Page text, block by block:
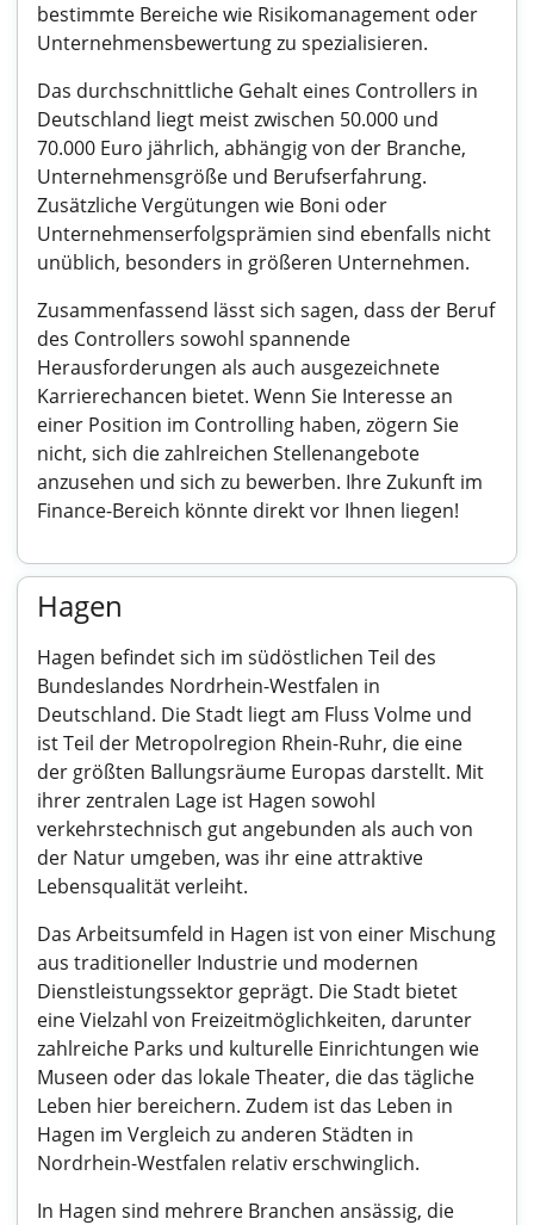
bestimmte Bereiche wie Risikomanagement oder
Unternehmensbewertung zu spezialisieren.
Das durchschnittliche Gehalt eines Controllers in
Deutschland liegt meist zwischen 50.000 und
70.000 Euro jährlich, abhängig von der Branche,
Unternehmensgröße und Berufserfahrung.
Zusätzliche Vergütungen wie Boni oder
Unternehmenserfolgsprämien sind ebenfalls nicht
unüblich, besonders in größeren Unternehmen.
Zusammenfassend lässt sich sagen, dass der Beruf
des Controllers sowohl spannende
Herausforderungen als auch ausgezeichnete
Karrierechancen bietet. Wenn Sie Interesse an
einer Position im Controlling haben, zögern Sie
nicht, sich die zahlreichen Stellenangebote
anzusehen und sich zu bewerben. Ihre Zukunft im
Finance-Bereich könnte direkt vor Ihnen liegen!
Hagen
Hagen befindet sich im südöstlichen Teil des
Bundeslandes Nordrhein-Westfalen in
Deutschland. Die Stadt liegt am Fluss Volme und
ist Teil der Metropolregion Rhein-Ruhr, die eine
der größten Ballungsräume Europas darstellt. Mit
ihrer zentralen Lage ist Hagen sowohl
verkehrstechnisch gut angebunden als auch von
der Natur umgeben, was ihr eine attraktive
Lebensqualität verleiht.
Das Arbeitsumfeld in Hagen ist von einer Mischung
aus traditioneller Industrie und modernen
Dienstleistungssektor geprägt. Die Stadt bietet
eine Vielzahl von Freizeitmöglichkeiten, darunter
zahlreiche Parks und kulturelle Einrichtungen wie
Museen oder das lokale Theater, die das tägliche
Leben hier bereichern. Zudem ist das Leben in
Hagen im Vergleich zu anderen Städten in
Nordrhein-Westfalen relativ erschwinglich.
In Hagen sind mehrere Branchen ansässig, die